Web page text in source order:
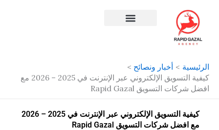
الرئيسية
أخبار ونصائح
كيفية التسويق الإلكتروني عبر الإنترنت في 2025 – 2026 مع
افضل شركات التسويق Rapid Gazal
كيفية التسويق الإلكتروني عبر الإنترنت في 2025 – 2026
مع افضل شركات التسويق Rapid Gazal